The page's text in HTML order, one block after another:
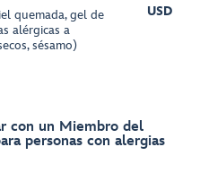
quemada, gel de
alérgicas a
sésamo)
USD
con un Miembro del
personas con alergias